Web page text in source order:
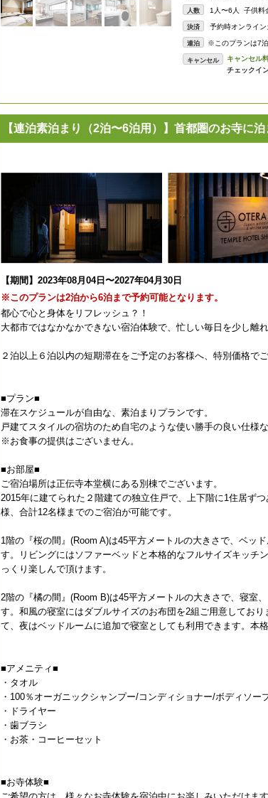
人数 1人〜6人 子供料
決済 予約時オンライ
連泊 ※このプランは7泊
キャンセル
【連泊素泊まり（2泊〜6泊用）】首都圏のお寺に
【期間】2023年08月04日〜2027年04月30日
※このプランは2泊から6泊まで予約可能となります。
都心で心と身体をリフレッシュ？！
大都市ではなかなかできない宿泊体験で、忙しい毎日を少し離
２泊以上６泊以内の短期滞在をご予定のお客様へ、特別価格で
■プラン■
滞在スケジュールが自由な、素泊まりプランです。
戸建てスタイルの宿坊のため自宅のような使い勝手の良い仕様
※お食事の提供はございません。
■お部屋■
ご宿泊場所は正伝寺本堂横にある別棟でございます。
2015年に建てられた２階建ての独立住戸で、上下階に1住居ず
様、合計12名様までのご宿泊が可能です。
1階の『桜の間』(Room A)は45平方メートルの大きさで、ベッ
す。リビングにはソファーベッドと本格的なフルサイズキッチ
っくり楽しんで頂けます。
2階の『橘の間』(Room B)は45平方メートルの大きさで、寝室
す。和風の寝室にはダブルサイズのお布団を2組ご用意してお
て、夜はベッドルームに追加で寝室としても利用できます。本
■アメニティ■
・タオル
・100％オーガニックシャンプー/コンディショナー/ボディソー
・ドライヤー
・歯ブラシ
・お茶・コーヒーセット
■お寺体験■